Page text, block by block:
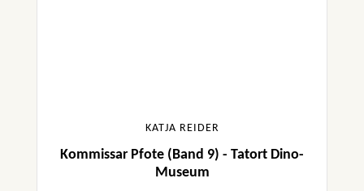
KATJA REIDER
Kommissar Pfote (Band 9) - Tatort Dino-
Museum